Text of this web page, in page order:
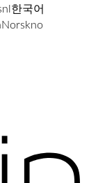
nl한국어
Norskno